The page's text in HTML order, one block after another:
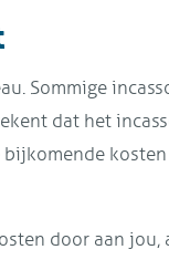
Sommige
dat het
door aan